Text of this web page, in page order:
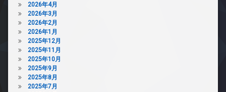
2026年4月
2026年3月
2026年2月
2026年1月
2025年12月
2025年11月
2025年10月
2025年9月
2025年8月
2025年7月